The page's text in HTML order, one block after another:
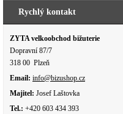
Rychlý kontakt
ZYTA velkoobchod bižuterie
Dopravní 87/7
318 00 Plzeň
Email: info@bizushop.cz
Majitel: Josef Laštovka
Tel.: +420 603 434 393